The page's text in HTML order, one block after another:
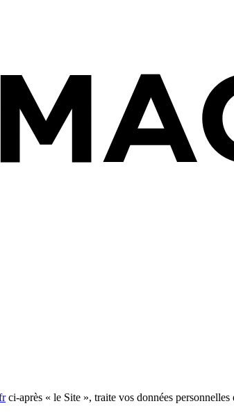
ci-après « le Site », traite vos données